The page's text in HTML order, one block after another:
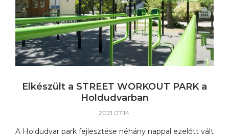
Elkészült a STREET WORKOUT PARK a
Holdudvarban
2021.07.14.
A Holdudvar park fejlesztése néhány nappal ezelőtt vált